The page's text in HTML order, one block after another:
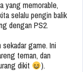
yang memorable,
selalu pengin balik
dengan PS2.
sekadar game. Ini
teman, dan
dikit
).